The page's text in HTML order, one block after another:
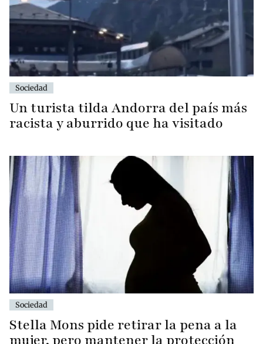
Sociedad
Un turista tilda Andorra del país más
racista y aburrido que ha visitado
Sociedad
Stella Mons pide retirar la pena a la
mujer, pero mantener la protección